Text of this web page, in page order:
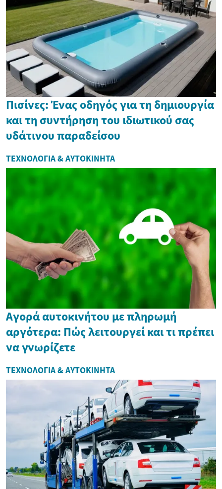
Πισίνες: Ένας οδηγός για τη δημιουργία
και τη συντήρηση του ιδιωτικού σας
υδάτινου παραδείσου
ΤΕΧΝΟΛΟΓΊΑ & ΑΥΤΟΚΊΝΗΤΑ
Αγορά αυτοκινήτου με πληρωμή
αργότερα: Πώς λειτουργεί και τι πρέπει
να γνωρίζετε
ΤΕΧΝΟΛΟΓΊΑ & ΑΥΤΟΚΊΝΗΤΑ